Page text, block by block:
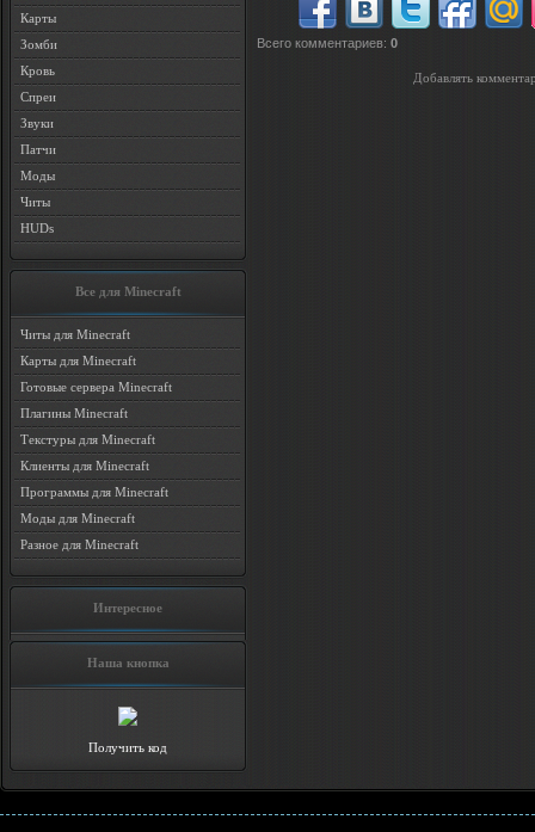
Карты
Зомби
Кровь
Спреи
Звуки
Патчи
Моды
Читы
HUDs
Все для Minecraft
Читы для Minecraft
Карты для Minecraft
Готовые сервера Minecraft
Плагины Minecraft
Текстуры для Minecraft
Клиенты для Minecraft
Программы для Minecraft
Моды для Minecraft
Разное для Minecraft
Интересное
Наша кнопка
Получить код
Всего комментариев: 0
Добавлять